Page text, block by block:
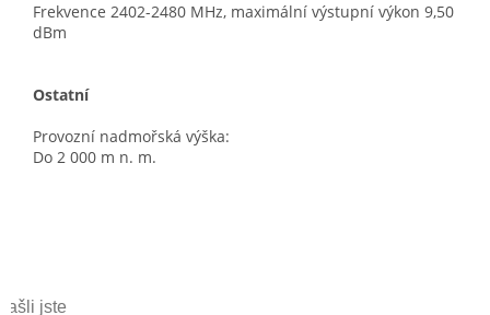
jste
Frekvence 2402-2480 MHz, maximální výstupní výkon 9,50
dBm
Ostatní
Provozní nadmořská výška:
Do 2 000 m n. m.